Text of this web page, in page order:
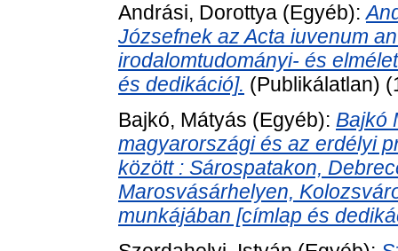
Andrási, Dorottya (Egyéb):
Józsefnek az Acta iuvenum
irodalomtudományi- és
és dedikáció]. (Publikálatlan)
Bajkó, Mátyás (Egyéb): Bajkó
magyarországi és az erdélyi
között : Sárospatakon,
Marosvásárhelyen,
munkájában [címlap és